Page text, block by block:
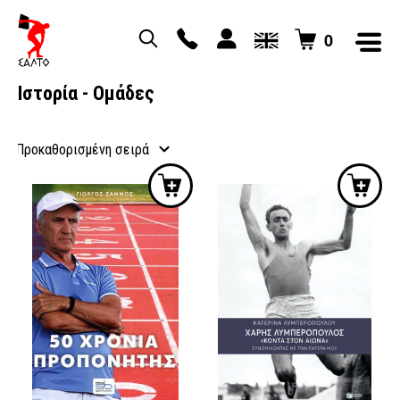
0
Ιστορία - Ομάδες